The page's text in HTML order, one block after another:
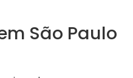
São Paulo